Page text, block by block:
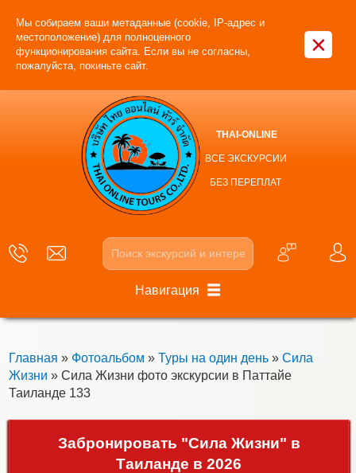
Мы собираем ваши метаданные (cookie, IP-адрес и
местоположение) для полноценного
функционирования сайта. Если вы не согласны,
пожалуйста, покиньте сайт.
×
THAI-ONLINE
ВСЕ ЭКСКУРСИИ
БЕЗ ПЕРЕПЛАТ
Навигация
Главная » Фотоальбом » Туры на один день» Сила
Жизни » Сила Жизни фото экскурсии в Паттайе
Таиланде 133
Забронировать "Сила Жизни" в
Таиланде в 2026